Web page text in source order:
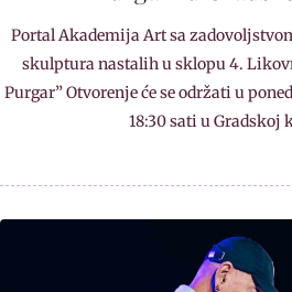
Portal Akademija Art sa
skulptura nastalih u sklopu 4.
Purgar” Otvorenje će se održati u
18:30 sati u